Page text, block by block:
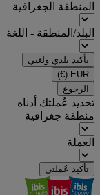
المنطقة الجغرافية
البلد/المنطقة - اللغة
تأكيد بلدي ولغتي
EUR
(€)
الرجوع
تحديد عُملتك أدناه
منطقة جغرافية
العملة
تأكيد عُملتي